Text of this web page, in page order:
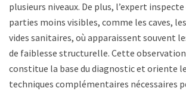
plusieurs niveaux. De plus, l’expert
parties moins visibles, comme les caves,
vides sanitaires, où apparaissent souvent
de faiblesse structurelle. Cette
constitue la base du diagnostic et oriente
techniques complémentaires nécessaires